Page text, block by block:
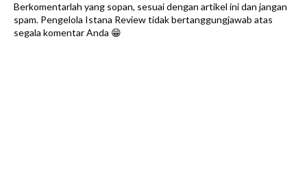
Berkomentarlah yang sopan, sesuai dengan artikel ini dan jangan
spam. Pengelola Istana Review tidak bertanggungjawab atas
segala komentar Anda 😁